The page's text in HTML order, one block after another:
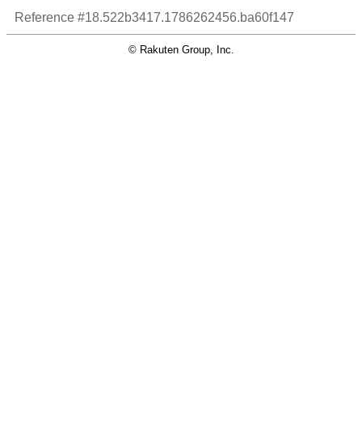
Reference #18.522b3417.1786262456.ba60f147
© Rakuten Group, Inc.